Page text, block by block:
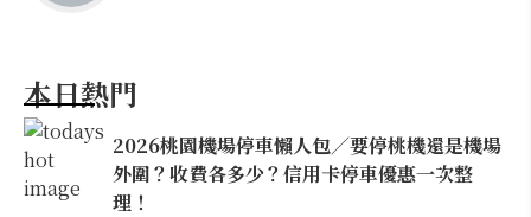
本日熱門
2026桃園機場停車懶人包／要停桃機還是機場
外圍？收費各多少？信用卡停車優惠一次整
理！